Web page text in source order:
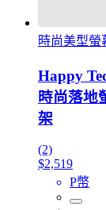
時尚美型螢
Happy
時尚落地
架
(2)
$2,519
P幣